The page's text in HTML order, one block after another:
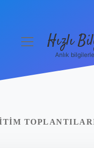
menüyüHızlı
Anlık